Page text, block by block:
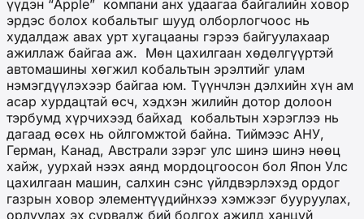
үүдэн “Аpple” компани анх удаагаа байгалийн ховор
эрдэс болох кобальтыг шууд олборлогчоос нь
худалдаж авах урт хугацааны гэрээ байгуулахаар
ажиллаж байгаа аж. Мөн цахилгаан хөдөлгүүртэй
автомашины хөгжил кобальтын эрэлтийг улам
нэмэгдүүлэхээр байгаа юм. Түүнчлэн дэлхийн хүн ам
асар хурдацтай өсч, хэдхэн жилийн дотор долоон
тэрбумд хүрчихээд байхад кобальтын хэрэглээ нь
дагаад өсөх нь ойлгомжтой байна. Тиймээс АНУ,
Герман, Канад, Австрали зэрэг улс шинэ шинэ нөөц
хайж, уурхай нээх аянд мордоцгоосон бол Япон Улс
цахилгаан машин, салхин сэнс үйлдвэрлэхэд ордог
газрын ховор элементүүдийнхээ хэмжээг бууруулах,
орлуулах эх сурвалж бий болгох ажилд ханцуй